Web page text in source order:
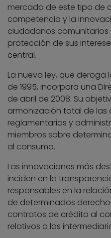
mercado de este tipo de
competencia y la
ciudadanos comunitarios
protección de sus
central.
La nueva ley, que deroga
de 1995, incorpora una
de abril de 2008. Su
armonización total de las
reglamentarias y
miembros sobre
al consumo.
Las innovaciones más
inciden en la
responsables en la
de determinados
contratos de crédito al
relativos a los